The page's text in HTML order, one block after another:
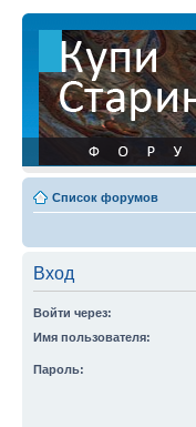
Список форумов
Вход
Войти через:
Имя пользователя:
Пароль: